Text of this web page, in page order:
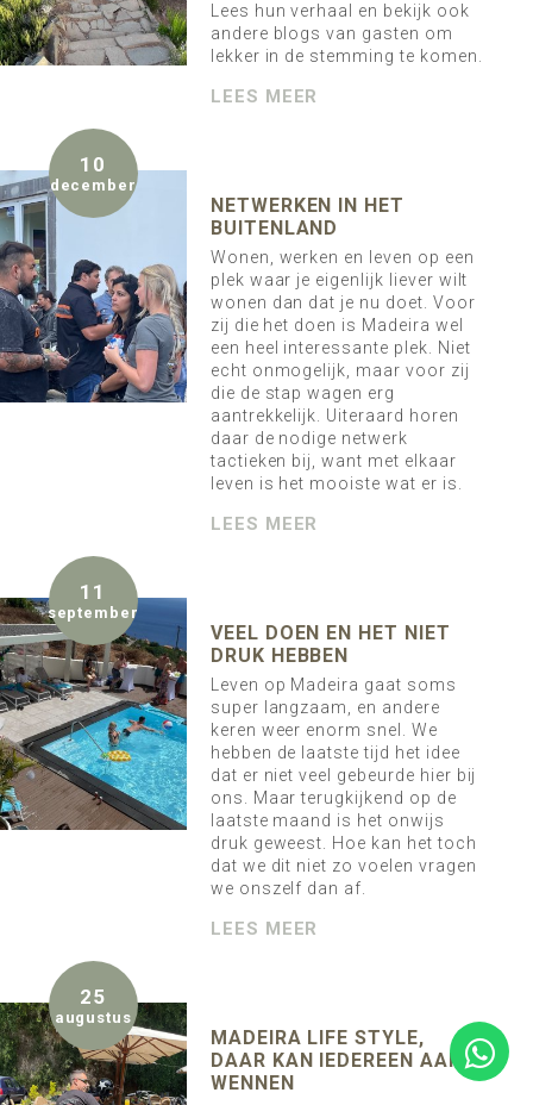
Lees hun verhaal en bekijk ook
andere blogs van gasten om
lekker in de stemming te komen.
LEES MEER
10
december
NETWERKEN IN HET
BUITENLAND
Wonen, werken en leven op een
plek waar je eigenlijk liever wilt
wonen dan dat je nu doet. Voor
zij die het doen is Madeira wel
een heel interessante plek. Niet
echt onmogelijk, maar voor zij
die de stap wagen erg
aantrekkelijk. Uiteraard horen
daar de nodige netwerk
tactieken bij, want met elkaar
leven is het mooiste wat er is.
LEES MEER
11
september
VEEL DOEN EN HET NIET
DRUK HEBBEN
Leven op Madeira gaat soms
super langzaam, en andere
keren weer enorm snel. We
hebben de laatste tijd het idee
dat er niet veel gebeurde hier bij
ons. Maar terugkijkend op de
laatste maand is het onwijs
druk geweest. Hoe kan het toch
dat we dit niet zo voelen vragen
we onszelf dan af.
LEES MEER
25
augustus
MADEIRA LIFE STYLE,
DAAR KAN IEDEREEN AAN
WENNEN